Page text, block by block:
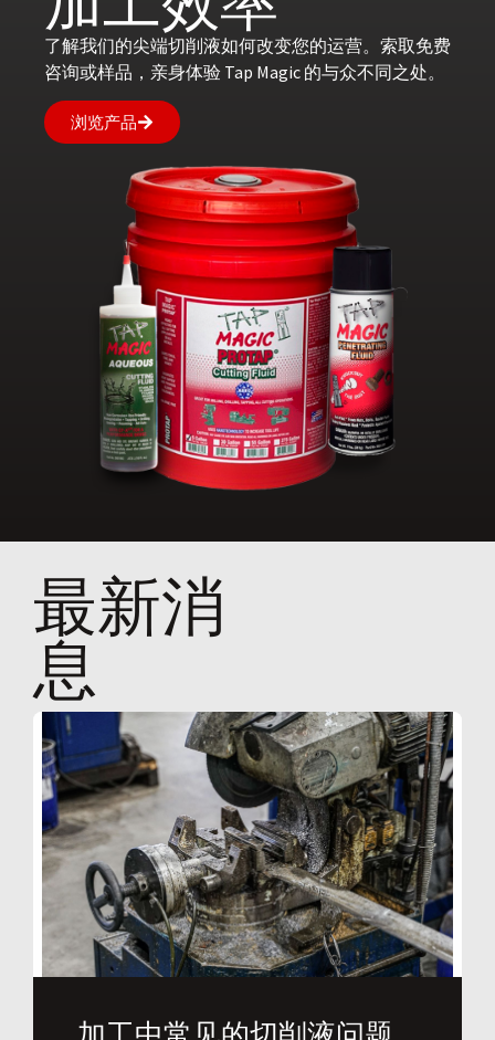
了解我们的尖端切削液如何改变您的运营。索取免费
咨询或样品，亲身体验 Tap Magic 的与众不同之处。
浏览产品
最新消
息